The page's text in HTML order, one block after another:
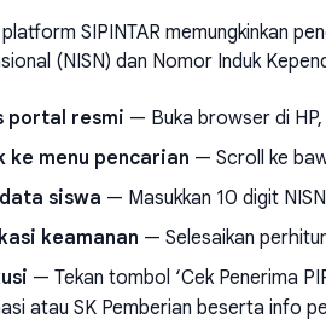
SIPINTAR memungkinkan
(NISN) dan Nomor Induk
portal resmi — Buka browser di HP,
ke menu pencarian — Scroll ke
siswa — Masukkan 10 digit
keamanan — Selesaikan
— Tekan tombol ‘Cek Penerima
atau SK Pemberian beserta info